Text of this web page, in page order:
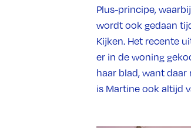
Plus-principe,
wordt ook gedaan
Kijken. Het recente
er in de woning
haar blad, want
is Martine ook altijd